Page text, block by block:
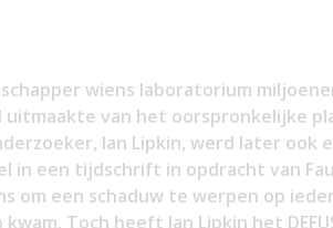
wiens laboratorium
van het oorspronkelijke
Ian Lipkin, werd later ook
in een tijdschrift in opdracht van
om een schaduw te werpen op
Toch heeft Ian Lipkin het